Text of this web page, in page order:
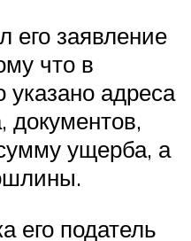
его заявление
что в
адреса
документов,
ущерба, а
его податель